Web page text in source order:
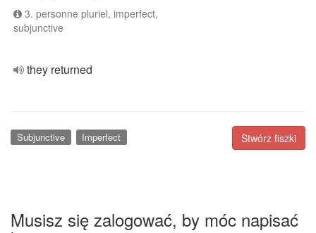
3. personne pluriel, imperfect,
subjunctive
they returned
Stwórz fiszki
Subjunctive Imperfect
Musisz się zalogować, by móc napisać